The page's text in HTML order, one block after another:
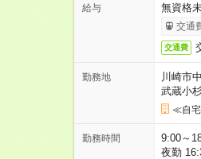
給与 無資格
交通
交通費
勤務地
川崎市
武蔵小
≪自宅
勤務時間
9:00～
夜勤